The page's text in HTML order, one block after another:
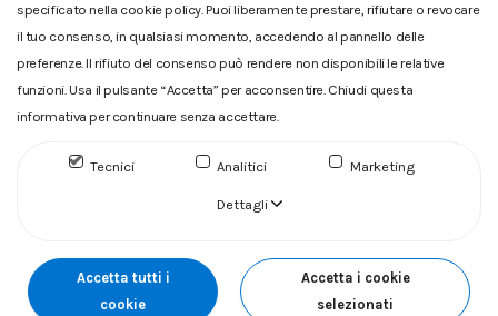
Glossario|Privacy|Cookie|Reclamo
fiscale 00304790538 (P.IVA) già iscritta al n.10.029 - Capitale
specificato nella cookie policy. Puoi liberamente prestare, rifiutare o revocare
il tuo consenso, in qualsiasi momento, accedendo al pannello delle
preferenze. Il rifiuto del consenso può rendere non disponibili le relative
funzioni. Usa il pulsante “Accetta” per acconsentire. Chiudi questa
informativa per continuare senza accettare.
Tecnici Analitici Marketing
Dettagli
Accetta tutti i
cookie
Accetta i cookie
selezionati